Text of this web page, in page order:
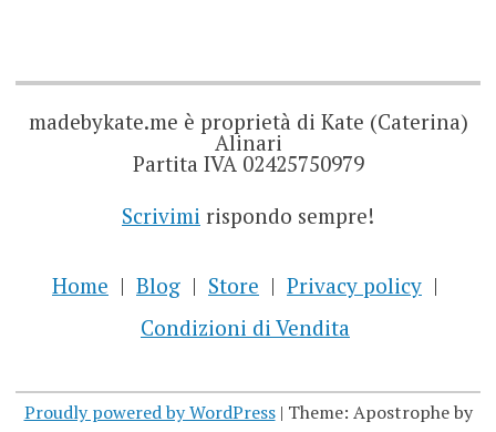
madebykate.me è proprietà di Kate (Caterina)
Alinari
Partita IVA 02425750979
Scrivimi rispondo sempre!
Home Blog Store
Privacy policy
Condizioni di Vendita
Proudly powered by WordPress | Theme: Apostrophe by